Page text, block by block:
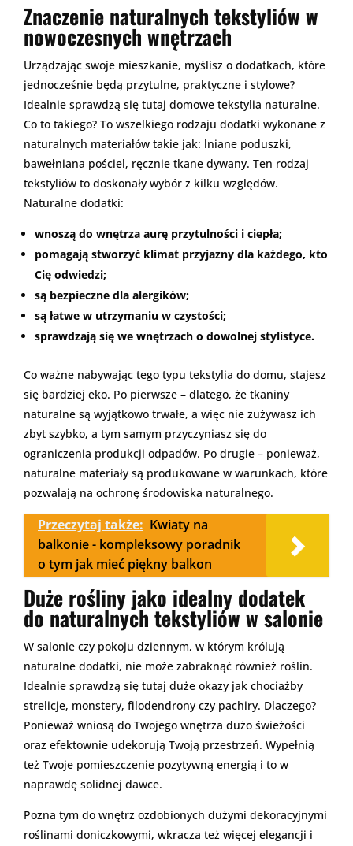
Znaczenie naturalnych tekstyliów w
nowoczesnych wnętrzach
Urządzając swoje mieszkanie, myślisz o dodatkach, które
jednocześnie będą przytulne, praktyczne i stylowe?
Idealnie sprawdzą się tutaj domowe tekstylia naturalne.
Co to takiego? To wszelkiego rodzaju dodatki wykonane z
naturalnych materiałów takie jak: lniane poduszki,
bawełniana pościel, ręcznie tkane dywany. Ten rodzaj
tekstyliów to doskonały wybór z kilku względów.
Naturalne dodatki:
wnoszą do wnętrza aurę przytulności i ciepła;
pomagają stworzyć klimat przyjazny dla każdego, kto
Cię odwiedzi;
są bezpieczne dla alergików;
są łatwe w utrzymaniu w czystości;
sprawdzają się we wnętrzach o dowolnej stylistyce.
Co ważne nabywając tego typu tekstylia do domu, stajesz
się bardziej eko. Po pierwsze – dlatego, że tkaniny
naturalne są wyjątkowo trwałe, a więc nie zużywasz ich
zbyt szybko, a tym samym przyczyniasz się do
ograniczenia produkcji odpadów. Po drugie – ponieważ,
naturalne materiały są produkowane w warunkach, które
pozwalają na ochronę środowiska naturalnego.
Przeczytaj także: Kwiaty na
balkonie - kompleksowy poradnik
o tym jak mieć piękny balkon
Duże rośliny jako idealny dodatek
do naturalnych tekstyliów w salonie
W salonie czy pokoju dziennym, w którym królują
naturalne dodatki, nie może zabraknąć również roślin.
Idealnie sprawdzą się tutaj duże okazy jak chociażby
strelicje, monstery, filodendrony czy pachiry. Dlaczego?
Ponieważ wniosą do Twojego wnętrza dużo świeżości
oraz efektownie udekorują Twoją przestrzeń. Wypełnią
też Twoje pomieszczenie pozytywną energią i to w
naprawdę solidnej dawce.
Pozna tym do wnętrz ozdobionych dużymi dekoracyjnymi
roślinami doniczkowymi, wkracza też więcej elegancji i